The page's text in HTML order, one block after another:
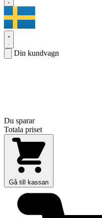
Din kundvagn
Du sparar
Totala priset
Gå till kassan